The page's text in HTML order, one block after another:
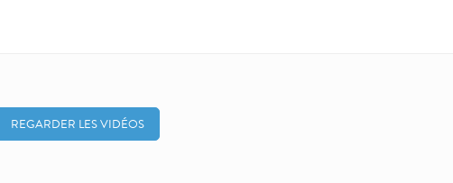
REGARDER LES VIDÉOS